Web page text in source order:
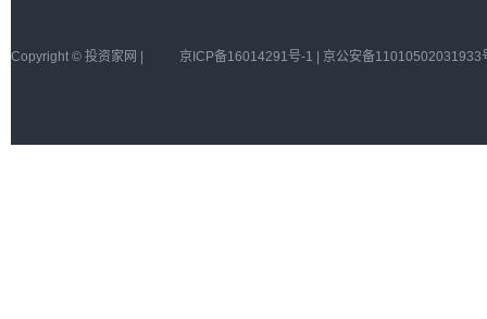
Copyright © 投资家网 | 京ICP备16014291号-1 | 京公安备11010502031933